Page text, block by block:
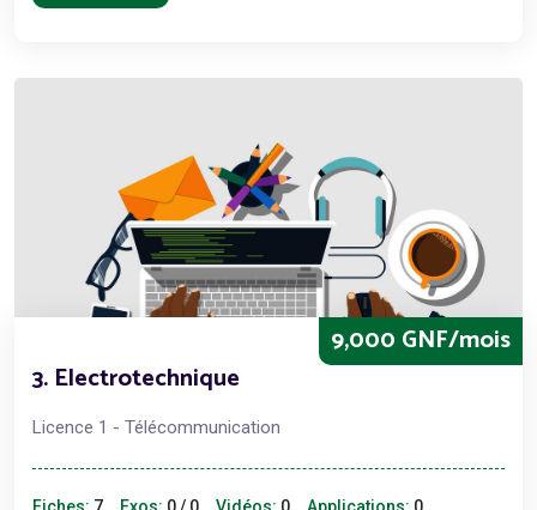
9,000 GNF/mois
3. Electrotechnique
Licence 1 - Télécommunication